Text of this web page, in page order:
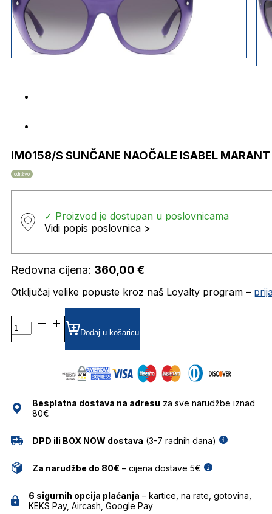
IM0158/S SUNČANE NAOČALE ISABEL MARANT
održivo
✓ Proizvod je dostupan u poslovnicama
Vidi popis poslovnica >
Redovna cijena: 360,00 €
Otključaj velike popuste kroz naš Loyalty program –
IM0158/S SUNČANE
NAOČALE
ISABEL
Dodaj u košaricu
Besplatna dostava na adresu za sve narudžbe iznad
80€
DPD ili BOX NOW dostava (3-7 radnih dana)
Za narudžbe do 80€ – cijena dostave 5€
6 sigurnih opcija plaćanja – kartice, na rate, gotovina,
KEKS Pay, Aircash, Google Pay